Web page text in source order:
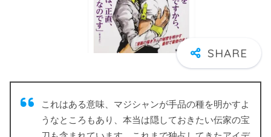
これはある意味、マジシャンが手品の種を明かすよ
うなところもあり、本当は隠しておきたい伝家の宝